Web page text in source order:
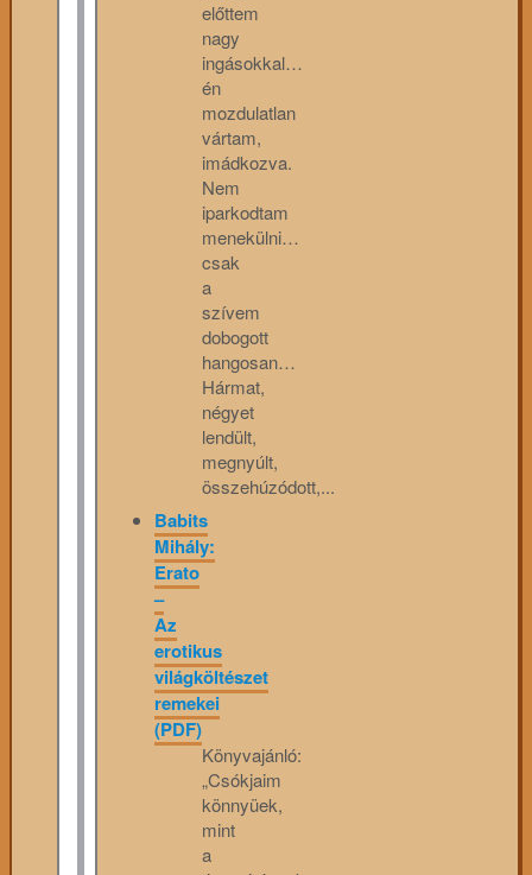
előttem
nagy
ingásokkal…
én
mozdulatlan
vártam,
imádkozva.
Nem
iparkodtam
menekülni…
csak
a
szívem
dobogott
hangosan…
Hármat,
négyet
lendült,
megnyúlt,
összehúzódott,...
Babits
Mihály:
Erato
–
Az
erotikus
világköltészet
remekei
(PDF)
Könyvajánló:
„Csókjaim
könnyüek,
mint
a